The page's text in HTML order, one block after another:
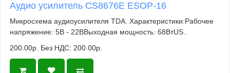
Аудио усилитель CS8676E ESOP-16
Микросхема аудиоусилителя TDA. Характеристики:Рабочее
напряжение: 5В - 22ВВыходная мощность: 68ВтUS..
200.00р. Без НДС: 200.00р.